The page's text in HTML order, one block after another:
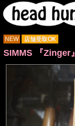
NEW 店舗受取OK
SIMMS 『Zinger』